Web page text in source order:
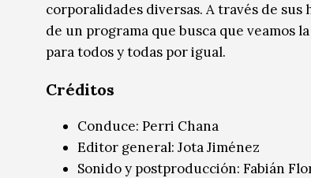
corporalidades diversas. A través de
de un programa que busca que veamos
para todos y todas por igual.
Créditos
Conduce: Perri Chana
Editor general: Jota Jiménez
Sonido y postproducción: Fabián